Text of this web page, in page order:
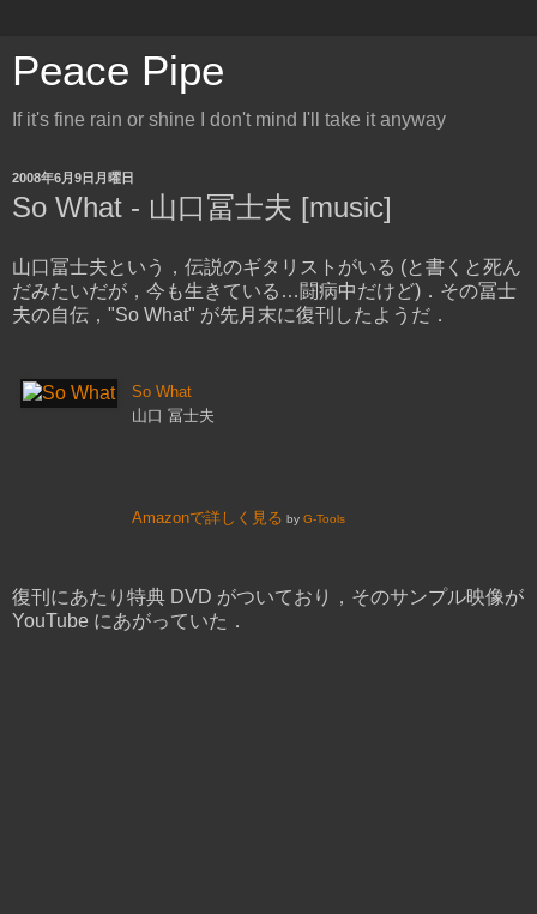
Peace Pipe
If it's fine rain or shine I don't mind I'll take it anyway
2008年6月9日月曜日
So What - 山口冨士夫 [music]
山口冨士夫という，伝説のギタリストがいる (と書くと死ん
だみたいだが，今も生きている…闘病中だけど)．その冨士
夫の自伝，"So What" が先月末に復刊したようだ．
So What
山口 冨士夫
Amazonで詳しく見る by G-Tools
復刊にあたり特典 DVD がついており，そのサンプル映像が
YouTube にあがっていた．